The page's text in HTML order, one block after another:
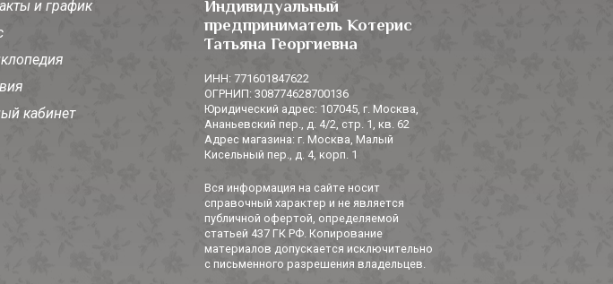
и график
кабинет
Индивидуальный
предприниматель Котерис
Татьяна Георгиевна
ИНН: 771601847622
ОГРНИП: 308774628700136
Юридический адрес: 107045, г. Москва,
Ананьевский пер., д. 4/2, стр. 1, кв. 62
Адрес магазина: г. Москва, Малый
Кисельный пер., д. 4, корп. 1
Вся информация на сайте носит
справочный характер и не является
публичной офертой, определяемой
статьей 437 ГК РФ. Копирование
материалов допускается исключительно
с письменного разрешения владельцев.